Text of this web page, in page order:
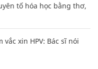
tố hóa học bằng thơ,
xin HPV: Bác sĩ nói